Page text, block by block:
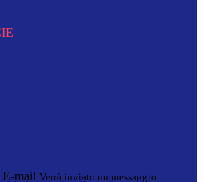
E-mail Verrà inviato un messaggio